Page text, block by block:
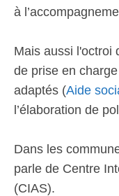
à
Mais aussi l'octroi
de prise en
adaptés (Aide
l’élaboration de
Dans les
parle de Centre
(CIAS).